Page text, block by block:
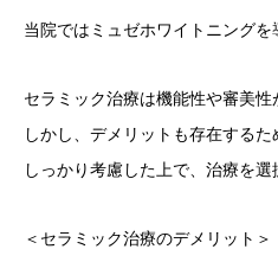
当院ではミュゼホワイトニングを
セラミック治療は機能性や審美性
しかし、デメリットも存在するた
しっかり考慮した上で、治療を選
＜セラミック治療のデメリット＞